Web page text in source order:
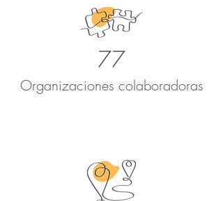
77
Organizaciones colaboradoras